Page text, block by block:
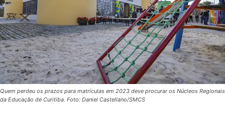
Quem perdeu os prazos para matrículas em 2023 deve procurar os Núcleos Regionais
da Educação de Curitiba. Foto: Daniel Castellano/SMCS